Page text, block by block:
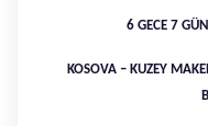
30 AĞUSTOS 2025 -
6 GECE 7
KOSOVA – KUZEY